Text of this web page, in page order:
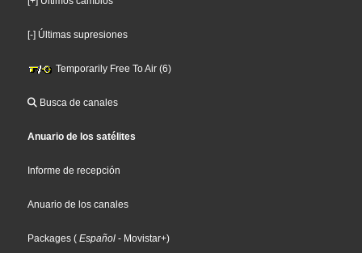
[-] Últimas supresiones
Temporarily Free To Air (6)
Busca de canales
Anuario de los satélites
Informe de recepción
Anuario de los canales
Packages ( Español - Movistar+)